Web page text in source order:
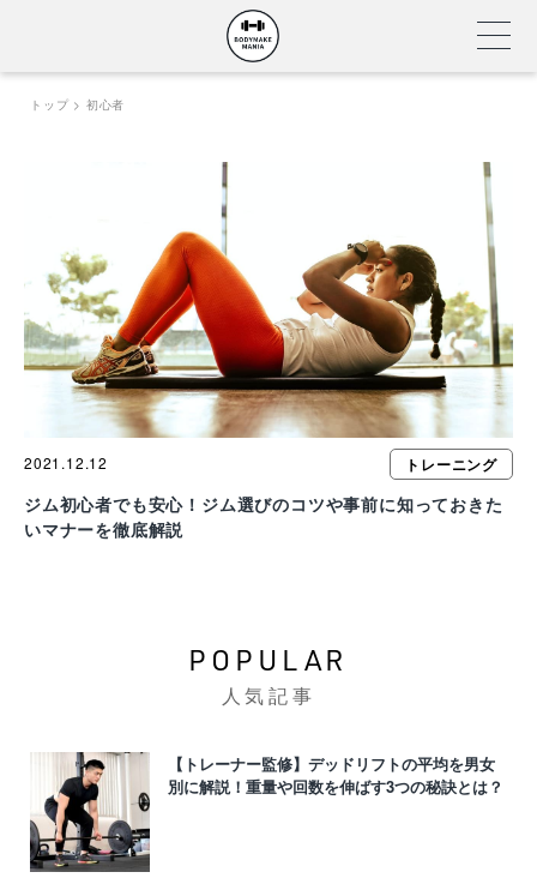
Skipトップ 初心者
2021.12.12 トレーニング
ジム初心者でも安心！ジム選びのコツや事前に知っておきた
いマナーを徹底解説
POPULAR
人気記事
【トレーナー監修】デッドリフトの平均を男女
別に解説！重量や回数を伸ばす3つの秘訣とは？